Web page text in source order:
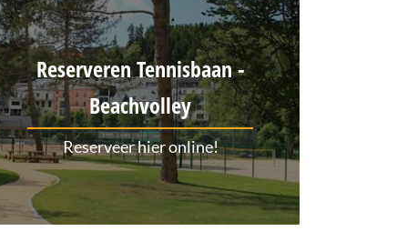
Reserveren Tennisbaan -
Beachvolley
Reserveer hier online!